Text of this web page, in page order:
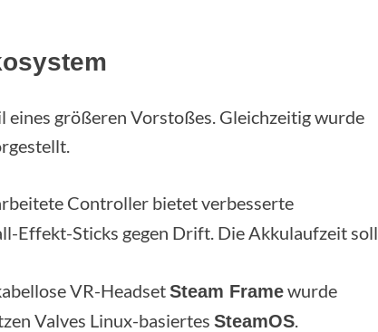
eines größeren Vorstoßes. Gleichzeitig wurde
Controller bietet verbesserte
Effekt-Sticks gegen Drift. Die Akkulaufzeit soll
VR-HeadsetSteam Framewurde
Valves Linux-basiertes SteamOS